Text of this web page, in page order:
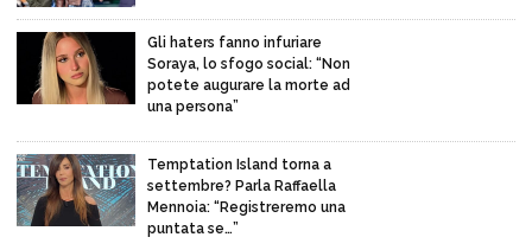
Gli haters fanno infuriare
Soraya, lo sfogo social: “Non
potete augurare la morte ad
una persona”
Temptation Island torna a
settembre? Parla Raffaella
Mennoia: “Registreremo una
puntata se…”